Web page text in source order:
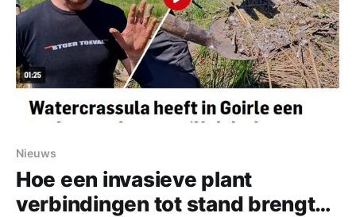
Nieuws
Hoe een invasieve plant
verbindingen tot stand brengt…